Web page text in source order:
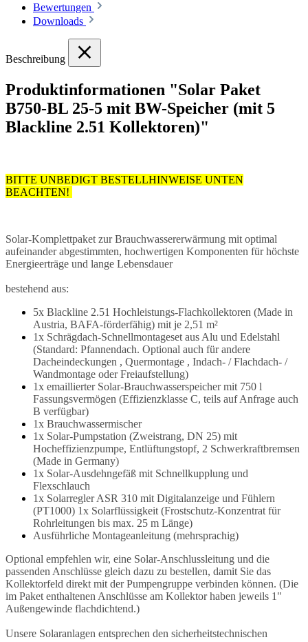
Bewertungen
Downloads
Beschreibung
Produktinformationen "Solar Paket
B750-BL 25-5 mit BW-Speicher (mit 5
Blackline 2.51 Kollektoren)"
BITTE UNBEDIGT BESTELLHINWEISE UNTEN
BEACHTEN!
Solar-Komplettpaket zur Brauchwassererwärmung mit optimal
aufeinander abgestimmten, hochwertigen Komponenten für höchste
Energieerträge und lange Lebensdauer
bestehend aus:
5x Blackline 2.51 Hochleistungs-Flachkollektoren (Made in
Austria, BAFA-förderfähig) mit je 2,51 m²
1x Schrägdach-Schnellmontageset aus Alu und Edelstahl
(Standard: Pfannendach. Optional auch für andere
Dacheindeckungen , Quermontage , Indach- / Flachdach- /
Wandmontage oder Freiaufstellung)
1x emaillierter Solar-Brauchwasserspeicher mit 750 l
Fassungsvermögen (Effizienzklasse C, teils auf Anfrage auch
B verfügbar)
1x Brauchwassermischer
1x Solar-Pumpstation (Zweistrang, DN 25) mit
Hocheffizienzpumpe, Entlüftungstopf, 2 Schwerkraftbremsen
(Made in Germany)
1x Solar-Ausdehngefäß mit Schnellkupplung und
Flexschlauch
1x Solarregler ASR 310 mit Digitalanzeige und Fühlern
(PT1000) 1x Solarflüssigkeit (Frostschutz-Konzentrat für
Rohrleitungen bis max. 25 m Länge)
Ausführliche Montageanleitung (mehrsprachig)
Optional empfehlen wir, eine Solar-Anschlussleitung und die
passenden Anschlüsse gleich dazu zu bestellen, damit Sie das
Kollektorfeld direkt mit der Pumpengruppe verbinden können. (Die
im Paket enthaltenen Anschlüsse am Kollektor haben jeweils 1"
Außengewinde flachdichtend.)
Unsere Solaranlagen entsprechen den sicherheitstechnischen